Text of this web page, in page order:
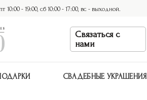
- 19:00, сб 10:00 - 17:00, вс - выходной.
Связаться с
нами
СВАДЕБНЫЕ УКРАШЕНИЯ